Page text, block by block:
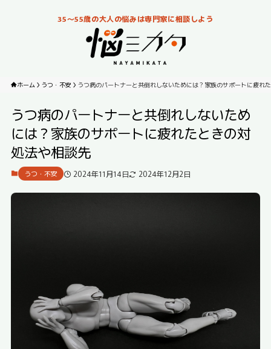
35～55歳の大人の悩みは専門家に相談しよう
ホーム うつ・不安 うつ病のパートナーと共倒れしないためには？家族のサポートに疲れ
うつ病のパートナーと共倒れしないため
には？家族のサポートに疲れたときの対
処法や相談先
うつ・不安 2024年11月14日 2024年12月2日